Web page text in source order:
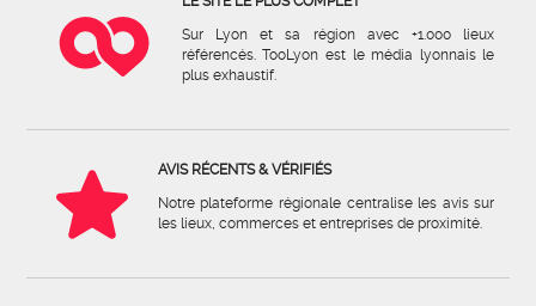
Sur Lyon et sa région avec +1.000 lieux
référencés. TooLyon est le média lyonnais le
plus exhaustif.
AVIS RÉCENTS & VÉRIFIÉS
Notre plateforme régionale centralise les avis sur
les lieux, commerces et entreprises de proximité.